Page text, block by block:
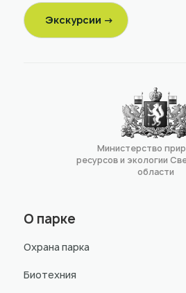
Экскурсии →
О парке
Охрана парка
Биотехния
Министерство
ресурсов и экологии
области